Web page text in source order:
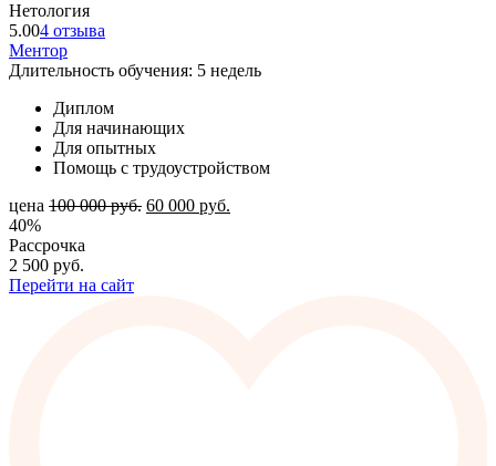
Нетология
5.004 отзыва
Ментор
Длительность обучения: 5 недель
Диплом
Для начинающих
Для опытных
Помощь с трудоустройством
цена 100 000руб. 60 000 руб.
40%
Рассрочка
2 500 руб.
Перейти на сайт